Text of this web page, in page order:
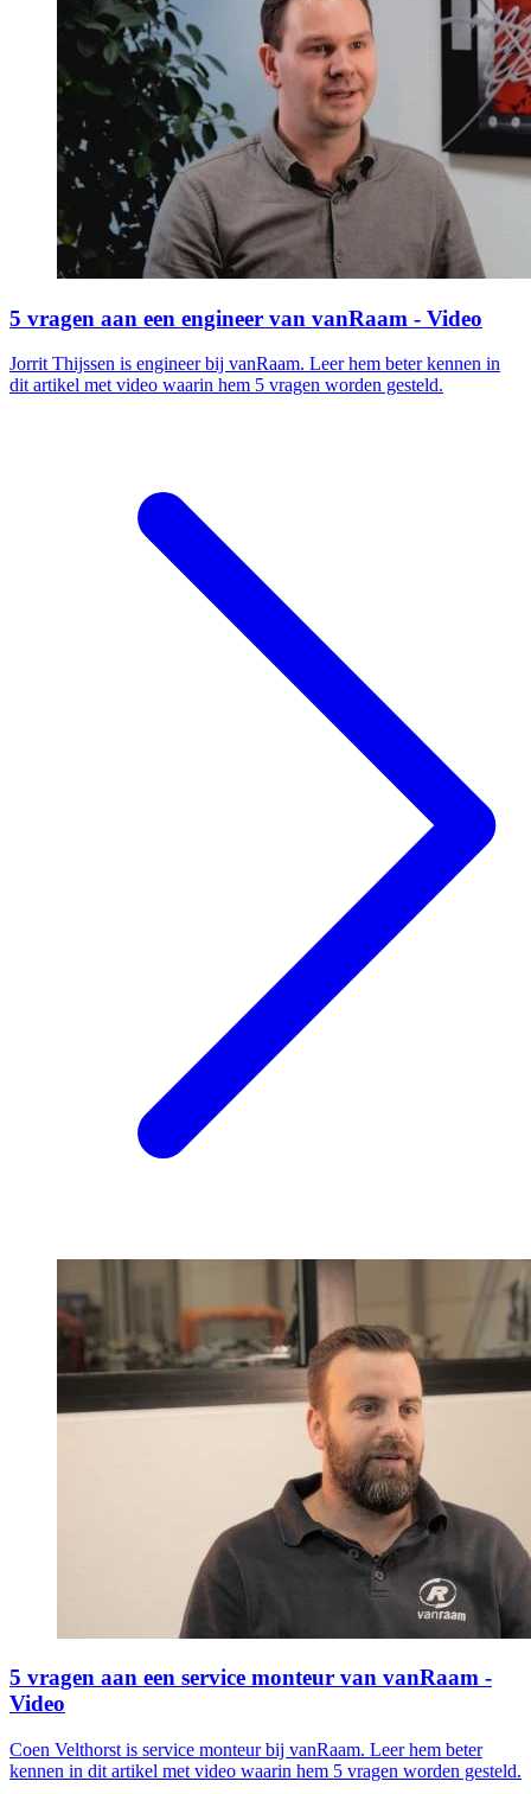
5 vragen aan een engineer van vanRaam - Video
Jorrit Thijssen is engineer bij vanRaam. Leer hem beter kennen in
dit artikel met video waarin hem 5 vragen worden gesteld.
5 vragen aan een service monteur van vanRaam -
Video
Coen Velthorst is service monteur bij vanRaam. Leer hem beter
kennen in dit artikel met video waarin hem 5 vragen worden gesteld.